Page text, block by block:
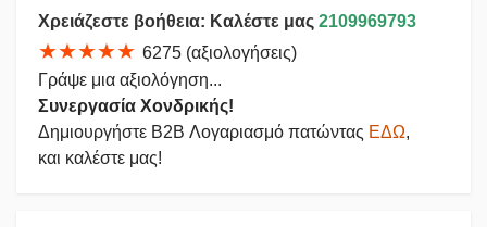
Χρειάζεστε βοήθεια: Καλέστε μας 2109969793
★★★★★ 6275 (αξιολογήσεις)
Γράψε μια αξιολόγηση...
Συνεργασία Χονδρικής!
Δημιουργήστε B2B Λογαριασμό πατώντας ΕΔΩ,
και καλέστε μας!